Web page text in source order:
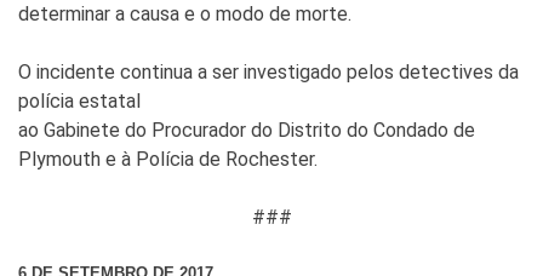
determinar a causa e o modo de morte.
O incidente continua a ser investigado pelos detectives da
polícia estatal
ao Gabinete do Procurador do Distrito do Condado de
Plymouth e à Polícia de Rochester.
###